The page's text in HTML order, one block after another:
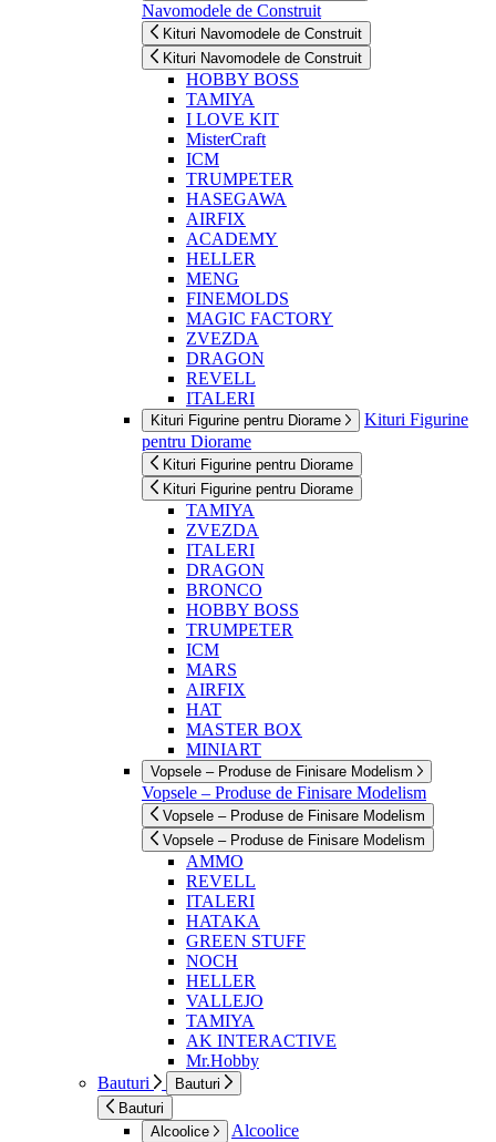
Navomodele de Construit
Kituri Navomodele de Construit
Kituri Navomodele de Construit
HOBBY BOSS
TAMIYA
I LOVE KIT
MisterCraft
ICM
TRUMPETER
HASEGAWA
AIRFIX
ACADEMY
HELLER
MENG
FINEMOLDS
MAGIC FACTORY
ZVEZDA
DRAGON
REVELL
ITALERI
Kituri Figurine pentru Diorame
Kituri Figurine
pentru Diorame
Kituri Figurine pentru Diorame
Kituri Figurine pentru Diorame
TAMIYA
ZVEZDA
ITALERI
DRAGON
BRONCO
HOBBY BOSS
TRUMPETER
ICM
MARS
AIRFIX
HAT
MASTER BOX
MINIART
Vopsele – Produse de Finisare Modelism
Vopsele – Produse de Finisare Modelism
Vopsele – Produse de Finisare Modelism
Vopsele – Produse de Finisare Modelism
AMMO
REVELL
ITALERI
HATAKA
GREEN STUFF
NOCH
HELLER
VALLEJO
TAMIYA
AK INTERACTIVE
Mr.Hobby
Bauturi
Bauturi
Bauturi
Alcoolice
Alcoolice